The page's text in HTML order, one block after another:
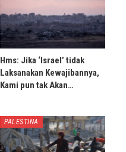
Hms: Jika ‘Israel’ tidak
Laksanakan Kewajibannya,
Kami pun tak Akan…
PALESTINA